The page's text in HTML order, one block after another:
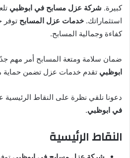
كبيرة. شركة عزل مسابح في ابوظبي
استثماراتك. خدمات عزل المسابح توفر
كفاءة وجمالية المسابح.
ضمان سلامة ومتعة المسابح أمر مهم
ابوظبي تقدم خدمات عزل تضمن
دعونا نلقي نظرة على النقاط الرئيسية
في ابوظبي.
النقاط الرئيسية